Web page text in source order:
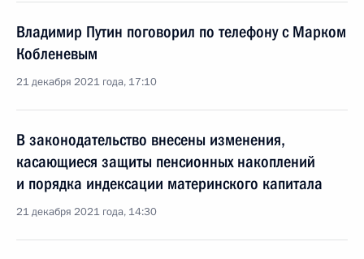
Владимир Путин поговорил по телефону с Марком
Кобленевым
21 декабря 2021 года, 17:10
В законодательство внесены изменения,
касающиеся защиты пенсионных накоплений
и порядка индексации материнского капитала
21 декабря 2021 года, 14:30